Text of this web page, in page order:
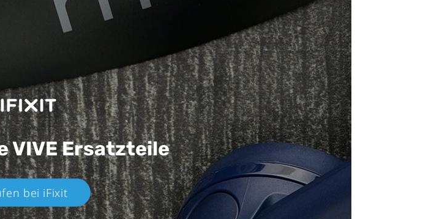
VIVEErsatzteile
bei iFixit​